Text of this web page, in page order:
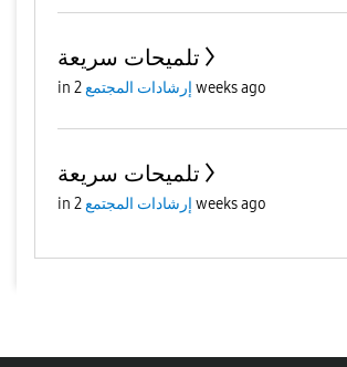
تلميحات سريعة
in إرشادات المجتمع 2 weeks ago
تلميحات سريعة
in إرشادات المجتمع 2 weeks ago